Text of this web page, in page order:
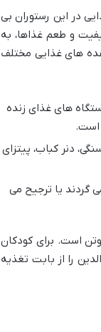
در این رستوران بی
و طعم غذاها، به
های غذایی مختلف
های غذای زنده
است.
دنر کباب، پیتزای
گردند یا ترجیح می
است. برای کودکان
را از بابت تغذیه